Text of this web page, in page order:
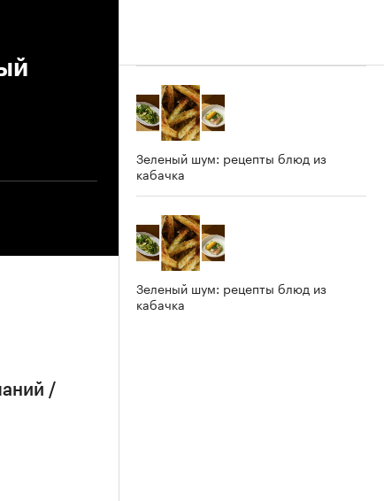
/
Зеленый шум: рецепты блюд из
кабачка
Зеленый шум: рецепты блюд из
кабачка